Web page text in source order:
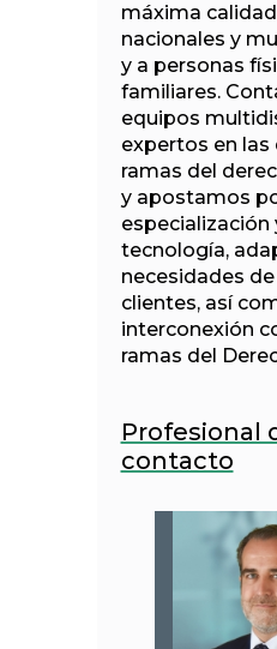
máxima
nacionales y
y a personas
familiares.
equipos
expertos en las
ramas del
y apostamos
especialización
tecnología,
necesidades
clientes, así
interconexión
ramas del
Profesional
contacto